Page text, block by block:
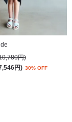
円)
円) 30% OFF